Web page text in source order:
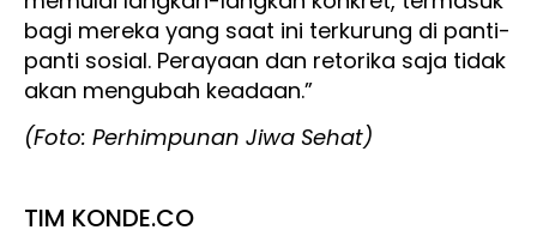
bagi mereka yang saat ini terkurung di panti-
panti sosial. Perayaan dan retorika saja tidak
akan mengubah keadaan.”
(Foto: Perhimpunan Jiwa Sehat)
TIM KONDE.CO